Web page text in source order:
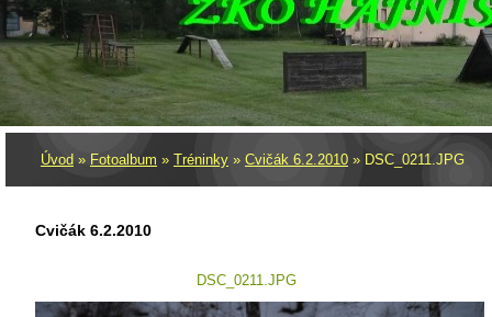
Úvod » Fotoalbum » Tréninky » Cvičák 6.2.2010 » DSC_0211.JPG
Cvičák 6.2.2010
DSC_0211.JPG